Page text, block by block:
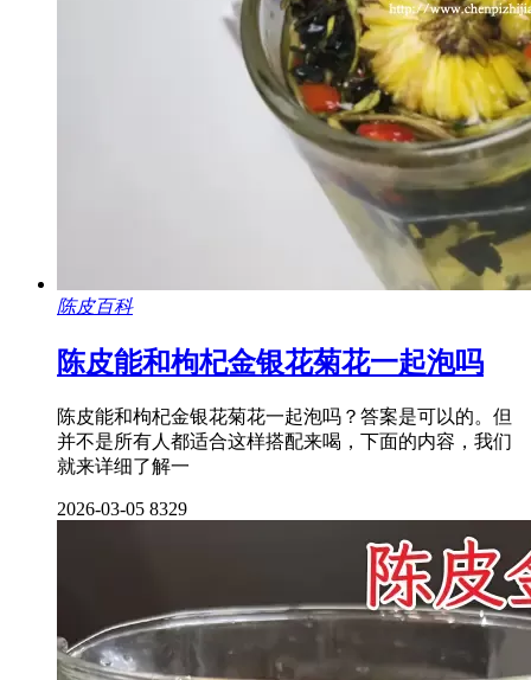
陈皮百科
陈皮能和枸杞金银花菊花一起泡吗
陈皮能和枸杞金银花菊花一起泡吗？答案是可以的。但
并不是所有人都适合这样搭配来喝，下面的内容，我们
就来详细了解一
2026-03-05 8329